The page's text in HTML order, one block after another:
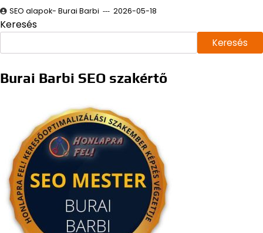
SEO alapok- Burai Barbi 2026-05-18
Keresés
Keresés
Burai Barbi SEO szakértő